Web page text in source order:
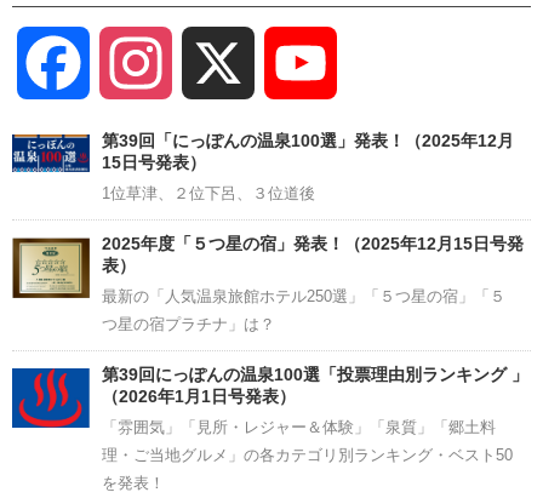
Facebook Instagram
Channel
第39回「にっぽんの温泉100選」発表！（2025年12月
15日号発表）
1位草津、２位下呂、３位道後
2025年度「５つ星の宿」発表！（2025年12月15日号発
表）
最新の「人気温泉旅館ホテル250選」「５つ星の宿」「５
つ星の宿プラチナ」は？
第39回にっぽんの温泉100選「投票理由別ランキング 」
（2026年1月1日号発表）
「雰囲気」「見所・レジャー＆体験」「泉質」「郷土料
理・ご当地グルメ」の各カテゴリ別ランキング・ベスト50
を発表！